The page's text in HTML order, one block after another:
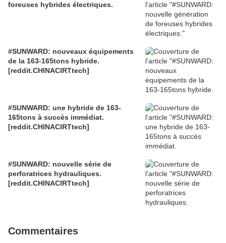
foreuses hybrides électriques.
#SUNWARD: nouveaux équipements
de la 163-165tons hybride.
[reddit.CHINACIRTtech]
#SUNWARD: une hybride de 163-
165tons à succès immédiat.
[reddit.CHINACIRTtech]
#SUNWARD: nouvelle série de
perforatrices hydrauliques.
[reddit.CHINACIRTtech]
Commentaires